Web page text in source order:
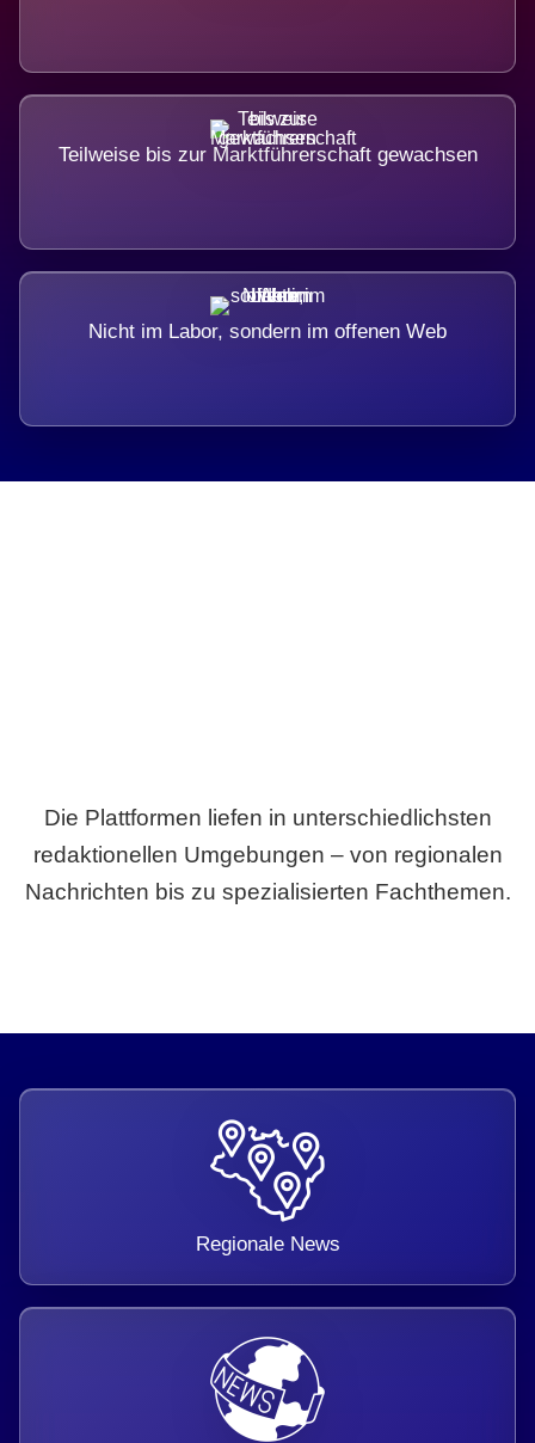
Teilweise bis zur Marktführerschaft gewachsen
Nicht im Labor, sondern im offenen Web
Die Plattformen liefen in unterschiedlichsten
redaktionellen Umgebungen – von regionalen
Nachrichten bis zu spezialisierten Fachthemen.
Regionale News